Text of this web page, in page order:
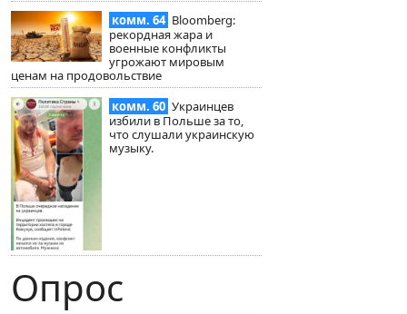
комм. 64 Bloomberg:
рекордная жара и
военные конфликты
угрожают мировым
ценам на продовольствие
комм. 60 Украинцев
избили в Польше за то,
что слушали украинскую
музыку.
Опрос